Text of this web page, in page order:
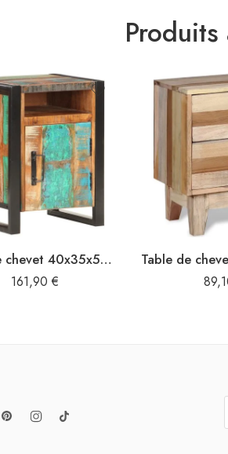
Produits
Table de chevet 40x35x55 cm Bois de récupération massif
161,90 €